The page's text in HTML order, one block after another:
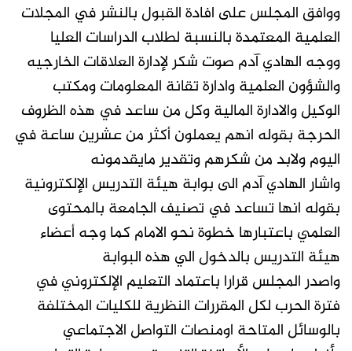
ووافق المجلس على افادة القبول بالنشر في المجلات
العلمية المعتمدة بالنسبة لطلاب الدراسات العليا
ووجه الهادي آدم صوت شكر لإدارة العلاقات الخارجيه
والشؤون العلمية وادارة تقانة المعلومات ومكتب
الوكيل والادارة المالية وكل من ساعد في هذه الظروف
الحرجة بقوله انهم يعملون أكثر من عشرين ساعة في
اليوم ولابد من شكرهم وتقدير مايقدمونه
واشار الهادي آدم الى بوابة هيئة التدريس الإلكترونية
بقوله انها تساعد في تصنيف الجامعة بالمحتوى
العلمي باعتبارها خطوة نحو الامام كما وجه أعضاء
هيئة التدريس بالدخول الي هذه البوابة
واصدر المجلس قرارا باعتماد التعليم الإلكتروني في
فترة الحرب لكل المقررات النظرية للكليات المختلفة
بالوسائل المتاحة اومنصات التواصل الاجتماعي